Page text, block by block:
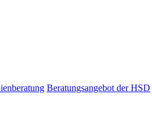
Beratungsangebot der HSD